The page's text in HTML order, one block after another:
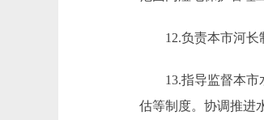
12.负责本市河长制
13.指导监督本市水
估等制度。协调推进